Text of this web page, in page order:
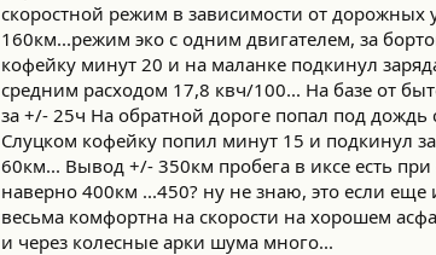
о
с
т
и
:
скоростной режим в зависимости от дорожных
160км...режим эко с одним двигателем, за
кофейку минут 20 и на маланке подкинул
средним расходом 17,8 квч/100... На базе от
за +/- 25ч На обратной дороге попал под
Слуцком кофейку попил минут 15 и подкинул
60км... Вывод +/- 350км пробега в иксе есть
наверно 400км ...450? ну не знаю, это если
весьма комфортна на скорости на хорошем
и через колесные арки шума много...